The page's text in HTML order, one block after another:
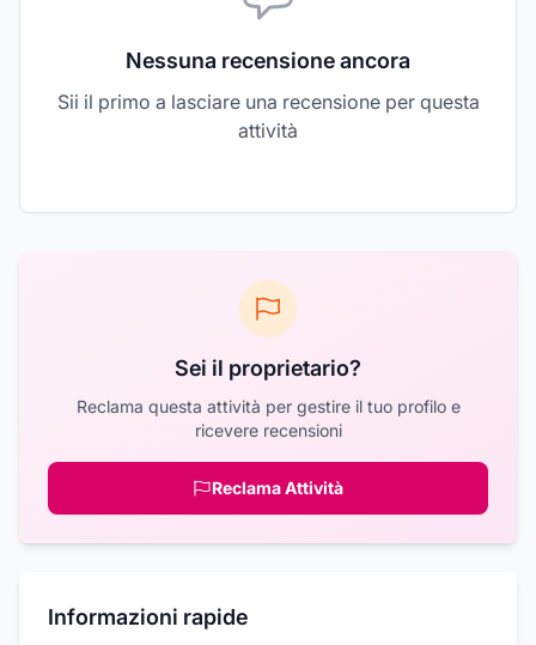
Nessuna recensione ancora
Sii il primo a lasciare una recensione per questa
attività
Sei il proprietario?
Reclama questa attività per gestire il tuo profilo e
ricevere recensioni
Reclama Attività
Informazioni rapide